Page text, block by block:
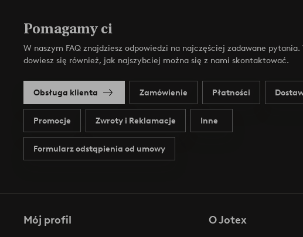
Pomagamy ci
W naszym FAQ znajdziesz odpowiedzi na najczęściej zadawane
dowiesz się również, jak najszybciej można się z nami skontaktować.
Obsługa klienta Zamówienie Płatności
Promocje Zwroty i Reklamacje Inne
Formularz odstąpienia od umowy
Mój profil O Jotex